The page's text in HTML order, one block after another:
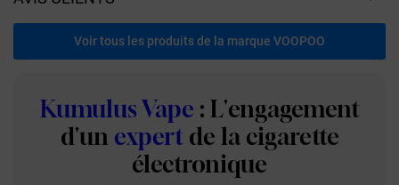
Voir tous les produits de la marque VOOPOO
Kumulus Vape : L'engagement
d'un expert de la cigarette
électronique